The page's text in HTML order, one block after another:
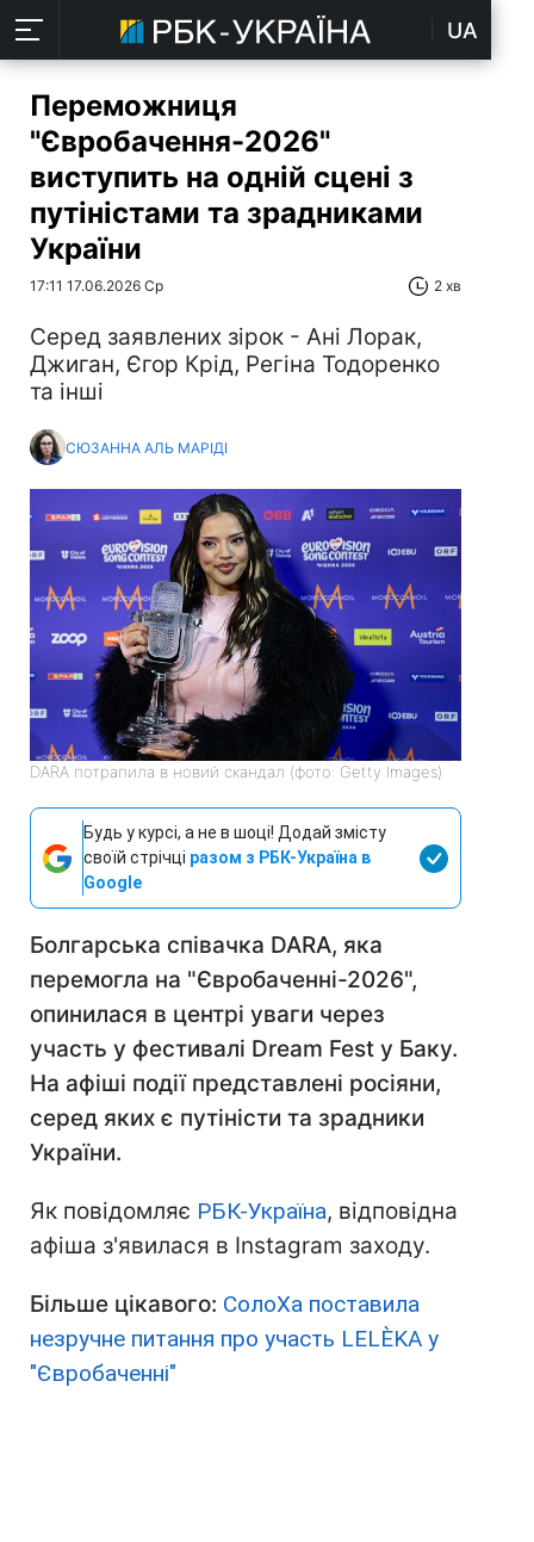
UA
Переможниця
"Євробачення-2026"
виступить на одній сцені з
путіністами та зрадниками
України
17:11 17.06.2026 Ср 2 хв
Серед заявлених зірок - Ані Лорак,
Джиган, Єгор Крід, Регіна Тодоренко
та інші
СЮЗАННА АЛЬ МАРІДІ
DARA потрапила в новий скандал (фото: Getty Images)
Будь у курсі, а не в шоці! Додай змісту
своїй стрічці разом з РБК-Україна в
Google
Болгарська співачка DARA, яка
перемогла на "Євробаченні-2026",
опинилася в центрі уваги через
участь у фестивалі Dream Fest у Баку.
На афіші події представлені росіяни,
серед яких є путіністи та зрадники
України.
Як повідомляє РБК-Україна, відповідна
афіша з'явилася в Instagram заходу.
Більше цікавого: СолоХа поставила
незручне питання про участь LELÈKA у
"Євробаченні"